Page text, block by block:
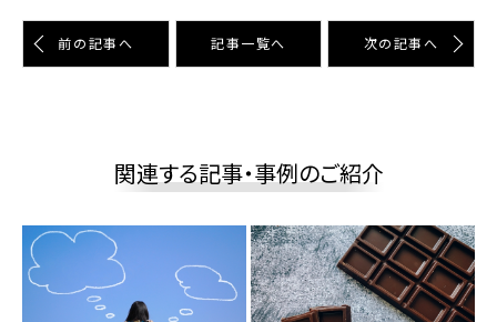
前の記事へ 記事⼀覧へ 次の記事へ
関連する記事・事例のご紹介